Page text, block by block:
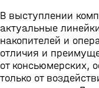
В выступлении
актуальные
накопителей и
отличия и
от консьюмерских,
только от